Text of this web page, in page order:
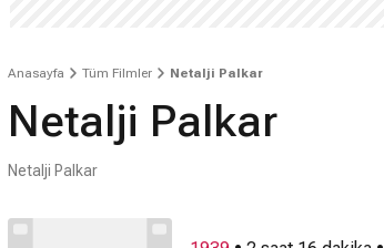
Anasayfa Tüm Filmler Netalji Palkar
Netalji Palkar
Netalji Palkar